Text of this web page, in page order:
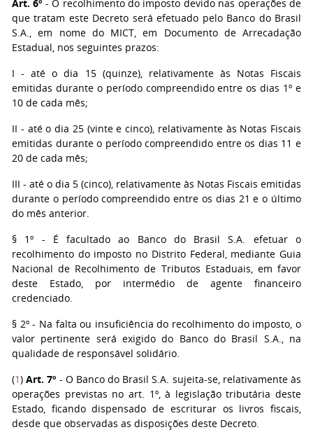
Art. 6º - O recolhimento do imposto devido nas operações de
que tratam este Decreto será efetuado pelo Banco do Brasil
S.A., em nome do MICT, em Documento de Arrecadação
Estadual, nos seguintes prazos:
I - até o dia 15 (quinze), relativamente às Notas Fiscais
emitidas durante o período compreendido entre os dias 1º e
10 de cada mês;
II - até o dia 25 (vinte e cinco), relativamente às Notas Fiscais
emitidas durante o período compreendido entre os dias 11 e
20 de cada mês;
III - até o dia 5 (cinco), relativamente às Notas Fiscais emitidas
durante o período compreendido entre os dias 21 e o último
do mês anterior.
§ 1º - É facultado ao Banco do Brasil S.A. efetuar o
recolhimento do imposto no Distrito Federal, mediante Guia
Nacional de Recolhimento de Tributos Estaduais, em favor
deste Estado, por intermédio de agente financeiro
credenciado.
§ 2º - Na falta ou insuficiência do recolhimento do imposto, o
valor pertinente será exigido do Banco do Brasil S.A., na
qualidade de responsável solidário.
(1)Art. 7º - O Banco do Brasil S.A. sujeita-se, relativamente às
operações previstas no art. 1º, à legislação tributária deste
Estado, ficando dispensado de escriturar os livros fiscais,
desde que observadas as disposições deste Decreto.